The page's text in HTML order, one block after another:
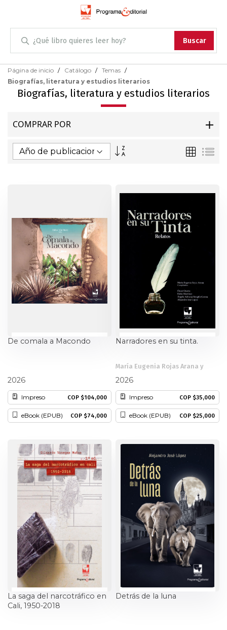
Buscar
Administración
Antropología
Arqueología
Ciencias
Ciencia política
Ciencias Sociales
Conflicto Armado
Derecho
Diseño
Economía
Educación
Estudios culturales
Estudios editoriales
Estudios regionales
Ética
Filosofía
Finanzas
Skip
Content
Página de inicio Catálogo
Temas
Biografías, literatura y estudios literarios
Biografías, literatura y estudios literarios
COMPRAR POR
Dirección
Parrilla
De comala a Macondo
2026
Impreso COP $104,000
eBook (EPUB) COP $74,000
Narradores en su tinta.
María Eugenia Rojas Arana y
2026
Impreso COP $35,000
eBook (EPUB) COP $25,000
La saga del narcotráfico en
Cali, 1950-2018
Detrás de la luna